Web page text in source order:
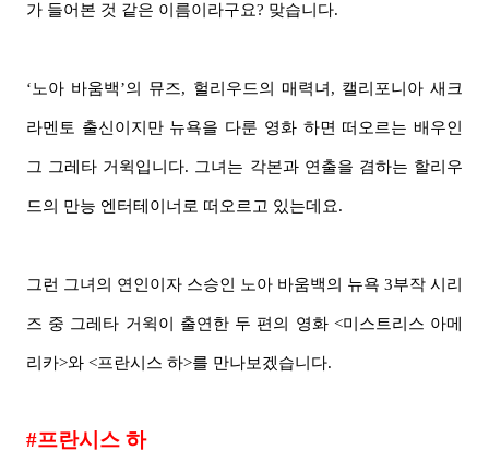
가 들어본 것 같은 이름이라구요? 맞습니다.
‘노아 바움백’의 뮤즈, 헐리우드의 매력녀, 캘리포니아 새크
라멘토 출신이지만 뉴욕을 다룬 영화 하면 떠오르는 배우인
그 그레타 거윅입니다. 그녀는 각본과 연출을 겸하는 할리우
드의 만능 엔터테이너로 떠오르고 있는데요.
그런 그녀의 연인이자 스승인 노아 바움백의 뉴욕 3부작 시리
즈 중 그레타 거윅이 출연한 두 편의 영화 <미스트리스 아메
리카>와 <프란시스 하>를 만나보겠습니다.
#프란시스 하